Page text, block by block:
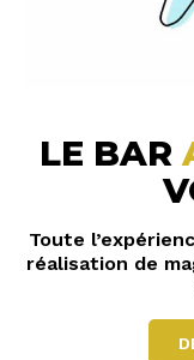
LE BAR
Toute
réalisation de